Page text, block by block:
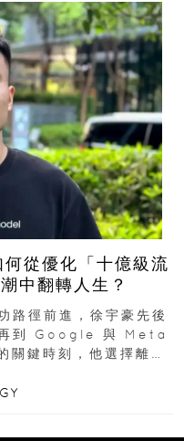
從優化「十億級流
中翻轉人生？
路徑前進，徐宇豪先後
再到 Google 與 Meta
鍵時刻，他選擇離開